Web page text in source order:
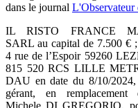
dans le journal L'Observateur
IL RISTO FRANCE
SARL au capital de 7.500 €
4 rue de l’Espoir 59260
815 520 RCS LILLE
DAU en date du 8/10/2024,
gérant, en remplacement
Michele DI GREGORIO,